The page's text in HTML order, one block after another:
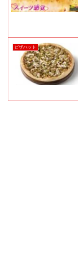
ピザハット